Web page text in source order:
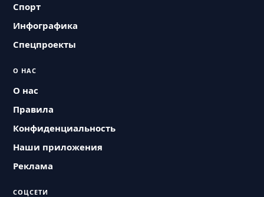
Спорт
Инфографика
Спецпроекты
О НАС
О нас
Правила
Конфиденциальность
Наши приложения
Реклама
СОЦСЕТИ